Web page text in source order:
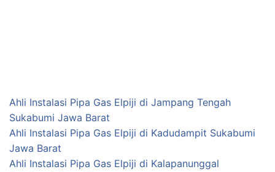
Ahli Instalasi Pipa Gas Elpiji di Jampang Tengah
Sukabumi Jawa Barat
Ahli Instalasi Pipa Gas Elpiji di Kadudampit Sukabumi
Jawa Barat
Ahli Instalasi Pipa Gas Elpiji di Kalapanunggal